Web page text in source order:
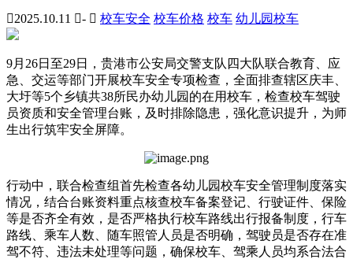
2025.10.11 -  校车安全 校车价格 校车 幼儿园校车
9月26日至29日，贵港市公安局交警支队四大队联合教育、应
急、交运等部门开展校车安全专项检查，全面排查辖区庆丰、
大圩等5个乡镇共38所民办幼儿园的在用校车，检查校车驾驶
员资质和安全管理台账，及时排除隐患，强化意识提升，为师
生出行筑牢安全屏障。
行动中，联合检查组首先检查各幼儿园校车安全管理制度落实
情况，结合台账资料重点核查校车备案登记、行驶证件、保险
等是否齐全有效，是否严格执行校车路线出行报备制度，行车
路线、乘车人数、随车照管人员是否明确，驾驶员是否存在准
驾不符、违法未处理等问题，确保校车、驾乘人员均系合法合